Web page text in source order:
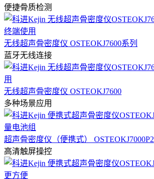
便捷骨质检测
无线超声骨密度仪 OSTEOKJ7600系列
蓝牙无线连接
无线超声骨密度仪 OSTEOKJ7600
多种场景应用
超声骨密度仪（便携式） OSTEOKJ7000P2
高清触屏操控